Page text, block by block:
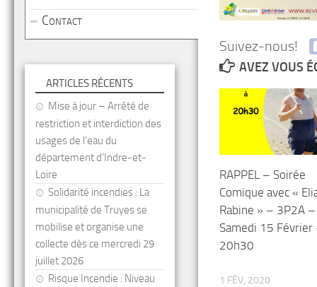
Suivez-nous!
AVEZ VOUS
RAPPEL – Soirée
Comique avec «
Rabine » – 3P2A –
Samedi 15 Février
20h30
1 FÉV, 2020
Contact
ARTICLES RÉCENTS
Mise à jour – Arrêté de
restriction et interdiction des
usages de l’eau du
département d’Indre-et-
Loire
Solidarité incendies : La
municipalité de Truyes se
mobilise et organise une
collecte dès ce mercredi 29
juillet 2026
Risque Incendie : Niveau